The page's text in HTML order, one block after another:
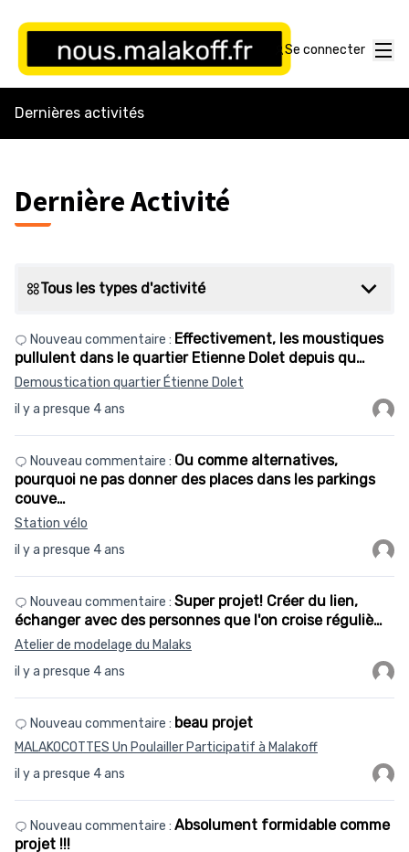
Se connecter
Dernières activités
Dernière Activité
Tous les types d'activité
il y a presque 4 ans
Nouveau commentaire : Effectivement, les moustiques
pullulent dans le quartier Etienne Dolet depuis qu…
Demoustication quartier Étienne Dolet
il y a presque 4 ans
Nouveau commentaire : Ou comme alternatives,
pourquoi ne pas donner des places dans les parkings
couve…
Station vélo
il y a presque 4 ans
Nouveau commentaire : Super projet! Créer du lien,
échanger avec des personnes que l'on croise réguliè…
Atelier de modelage du Malaks
il y a presque 4 ans
Nouveau commentaire : beau projet
MALAKOCOTTES Un Poulailler Participatif à Malakoff
Nouveau commentaire : Absolument formidable comme
projet !!!